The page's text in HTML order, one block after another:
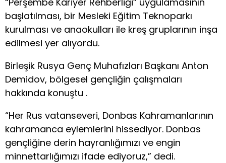
başlatılması, bir Mesleki Eğitim Teknoparkı
kurulması ve anaokulları ile kreş gruplarının inşa
edilmesi yer alıyordu.
Birleşik Rusya Genç Muhafızları Başkanı Anton
Demidov, bölgesel gençliğin çalışmaları
hakkında konuştu .
“Her Rus vatanseveri, Donbas Kahramanlarının
kahramanca eylemlerini hissediyor. Donbas
gençliğine derin hayranlığımızı ve engin
minnettarlığımızı ifade ediyoruz,” dedi.